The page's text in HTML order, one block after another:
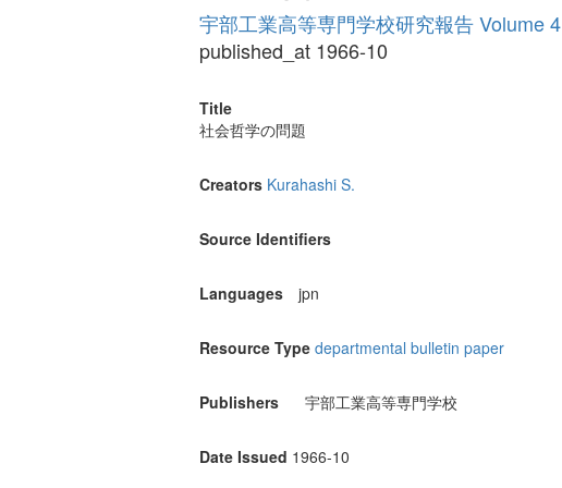
宇部工業高等専門学校研究報告 Volume 4
published_at 1966-10
Title
社会哲学の問題
Creators Kurahashi S.
Source Identifiers
Languages jpn
Resource Type departmental bulletin paper
Publishers 宇部工業高等専門学校
Date Issued 1966-10